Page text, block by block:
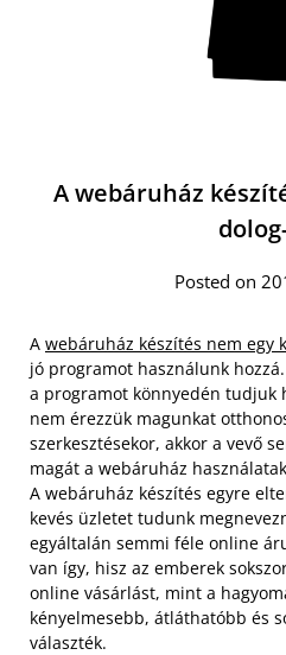
A webáruház
Posted on
A webáruház készítés nem egy
jó programot használunk
a programot könnyedén tudjuk
nem érezzük magunkat
szerkesztésekor, akkor a vevő
magát a webáruház
A webáruház készítés egyre
kevés üzletet tudunk
egyáltalán semmi féle online
van így, hisz az emberek
online vásárlást, mint a
kényelmesebb, átláthatóbb és
választék.